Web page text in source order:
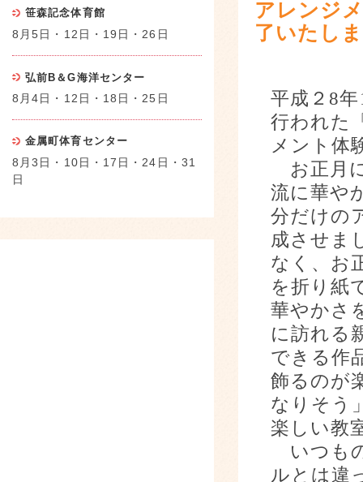
アレンジ
了いたし
平成２ 8年
行われた
メント体
お正月
流に華や
分だけの
成させま
なく、お
を折り紙
華やかさ
に訪れる
できる作
飾るのが
なりそう
楽しい教
いつも
ルとは違
笹森記念体育館
8月5日・12日・19日・26日
弘前B＆G海洋センター
8月4日・12日・18日・25日
金属町体育センター
8月3日・10日・17日・24日・31
日